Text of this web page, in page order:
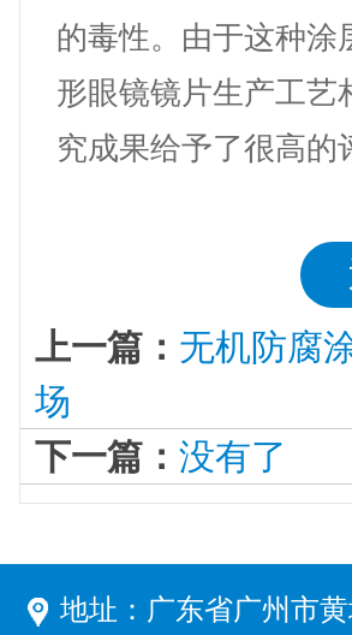
的毒性。由于这种涂
形眼镜镜片生产工艺
究成果给予了很高的
上一篇： 无机防腐
场
下一篇：没有了
地址：广东省广州市